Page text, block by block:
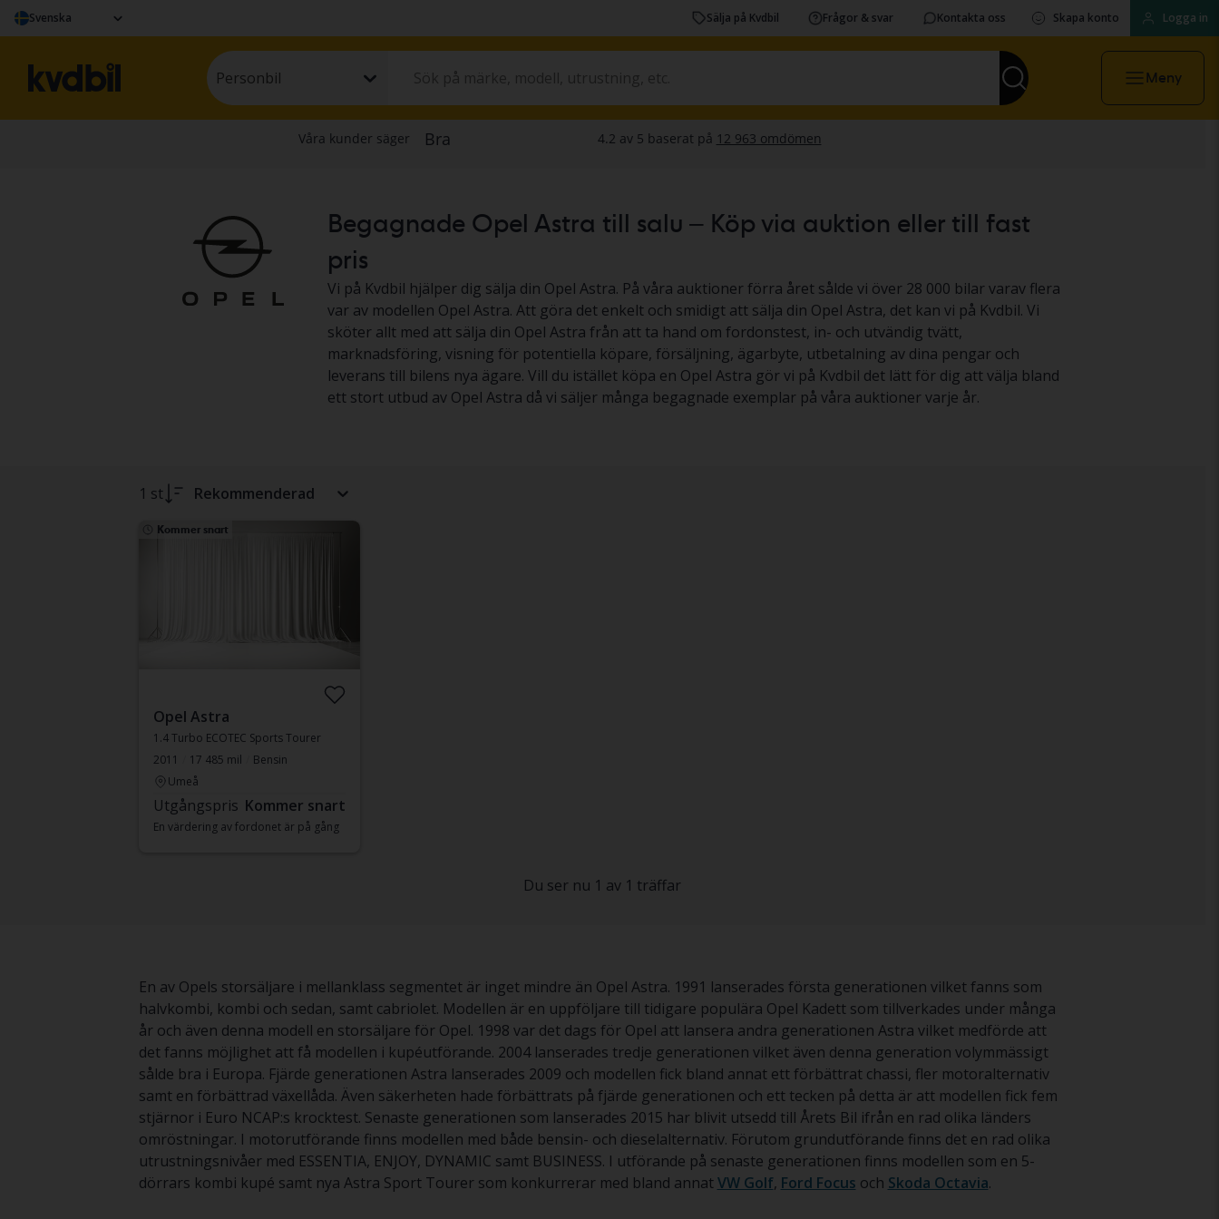
Svenska Sälja på Kvdbil Frågor & svar Kontakta oss Skapa konto Logga in
Personbil Meny
Begagnade Opel Astra till salu – Köp via auktion eller till fast
pris
Vi på Kvdbil hjälper dig sälja din Opel Astra. På våra auktioner förra året sålde vi över 28 000 bilar varav flera
var av modellen Opel Astra. Att göra det enkelt och smidigt att sälja din Opel Astra, det kan vi på Kvdbil. Vi
sköter allt med att sälja din Opel Astra från att ta hand om fordonstest, in- och utvändig tvätt,
marknadsföring, visning för potentiella köpare, försäljning, ägarbyte, utbetalning av dina pengar och
leverans till bilens nya ägare. Vill du istället köpa en Opel Astra gör vi på Kvdbil det lätt för dig att välja bland
ett stort utbud av Opel Astra då vi säljer många begagnade exemplar på våra auktioner varje år.
1 st Rekommenderad
Kommer snart
Opel Astra
1.4 Turbo ECOTEC Sports Tourer
2011
17 485 mil
Bensin
Umeå
Utgångspris Kommer snart
En värdering av fordonet är på gång
Du ser nu 1 av 1 träffar
En av Opels storsäljare i mellanklass segmentet är inget mindre än Opel Astra. 1991 lanserades första generationen vilket fanns som
halvkombi, kombi och sedan, samt cabriolet. Modellen är en uppföljare till tidigare populära Opel Kadett som tillverkades under många
år och även denna modell en storsäljare för Opel. 1998 var det dags för Opel att lansera andra generationen Astra vilket medförde att
det fanns möjlighet att få modellen i kupéutförande. 2004 lanserades tredje generationen vilket även denna generation volymmässigt
sålde bra i Europa. Fjärde generationen Astra lanserades 2009 och modellen fick bland annat ett förbättrat chassi, fler motoralternativ
samt en förbättrad växellåda. Även säkerheten hade förbättrats på fjärde generationen och ett tecken på detta är att modellen fick fem
stjärnor i Euro NCAP:s krocktest. Senaste generationen som lanserades 2015 har blivit utsedd till Årets Bil ifrån en rad olika länders
omröstningar. I motorutförande finns modellen med både bensin- och dieselalternativ. Förutom grundutförande finns det en rad olika
utrustningsnivåer med ESSENTIA, ENJOY, DYNAMIC samt BUSINESS. I utförande på senaste generationen finns modellen som en 5-
dörrars kombi kupé samt nya Astra Sport Tourer som konkurrerar med bland annatVW Golf, Ford Focus och Skoda Octavia.